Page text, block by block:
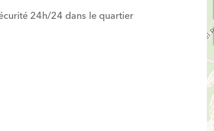
24h/24 dans le quartier